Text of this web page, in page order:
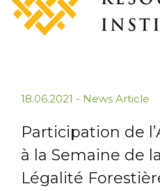
18.06.2021 - News Article
Participation de
à la Semaine de la
Légalité